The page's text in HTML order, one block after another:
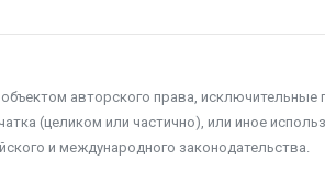
авторского права, исключительные
(целиком или частично), или иное
и международного законодательства.